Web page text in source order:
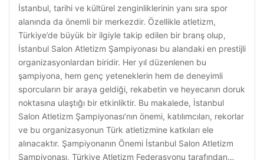
İstanbul, tarihi ve kültürel zenginliklerinin yanı sıra spor
alanında da önemli bir merkezdir. Özellikle atletizm,
Türkiye’de büyük bir ilgiyle takip edilen bir branş olup,
İstanbul Salon Atletizm Şampiyonası bu alandaki en prestijli
organizasyonlardan biridir. Her yıl düzenlenen bu
şampiyona, hem genç yeteneklerin hem de deneyimli
sporcuların bir araya geldiği, rekabetin ve heyecanın doruk
noktasına ulaştığı bir etkinliktir. Bu makalede, İstanbul
Salon Atletizm Şampiyonası’nın önemi, katılımcıları, rekorlar
ve bu organizasyonun Türk atletizmine katkıları ele
alınacaktır. Şampiyonanın Önemi İstanbul Salon Atletizm
Şampiyonası, Türkiye Atletizm Federasyonu tarafından…